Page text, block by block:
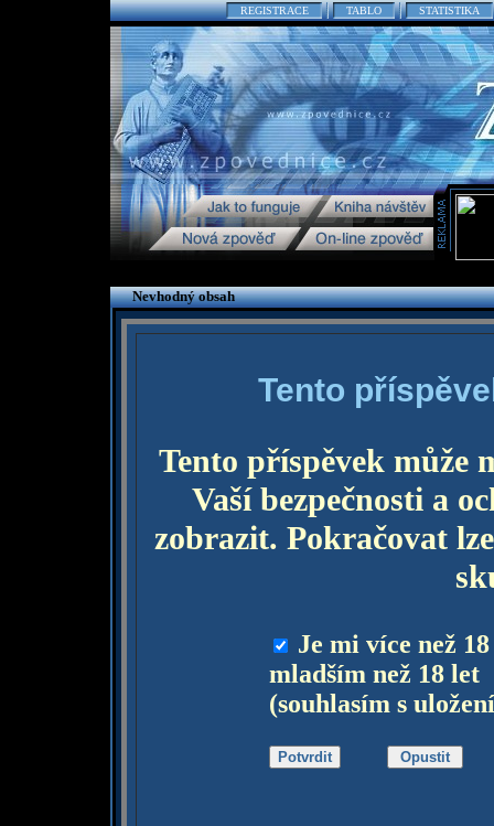
REGISTRACE TABLO STATISTIKA
Nevhodný obsah
Tento
Tento příspěvek může
Vaší bezpečnosti a
zobrazit. Pokračovat
Je mi více než
mladším než 18 let
(souhlasím s